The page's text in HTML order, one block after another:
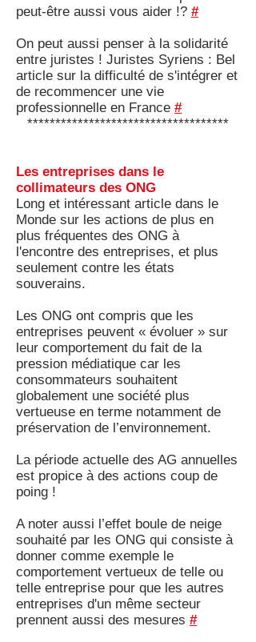
peut-être aussi vous aider !? #
On peut aussi penser à la solidarité
entre juristes ! Juristes Syriens : Bel
article sur la difficulté de s'intégrer et
de recommencer une vie
professionnelle en France #
************************************
Les entreprises dans le
collimateurs des ONG
Long et intéressant article dans le
Monde sur les actions de plus en
plus fréquentes des ONG à
l'encontre des entreprises, et plus
seulement contre les états
souverains.
Les ONG ont compris que les
entreprises peuvent « évoluer » sur
leur comportement du fait de la
pression médiatique car les
consommateurs souhaitent
globalement une société plus
vertueuse en terme notamment de
préservation de l’environnement.
La période actuelle des AG annuelles
est propice à des actions coup de
poing !
A noter aussi l’effet boule de neige
souhaité par les ONG qui consiste à
donner comme exemple le
comportement vertueux de telle ou
telle entreprise pour que les autres
entreprises d'un même secteur
prennent aussi des mesures #